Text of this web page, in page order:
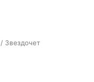
/ Звездочет